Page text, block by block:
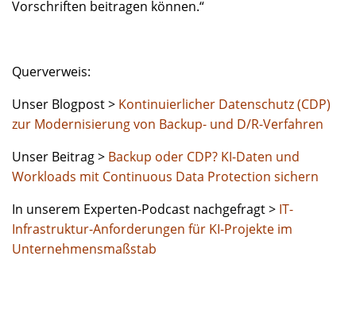
Vorschriften beitragen können.“
Querverweis:
Unser Blogpost > Kontinuierlicher Datenschutz (CDP)
zur Modernisierung von Backup- und D/R-Verfahren
Unser Beitrag > Backup oder CDP? KI-Daten und
Workloads mit Continuous Data Protection sichern
In unserem Experten-Podcast nachgefragt > IT-
Infrastruktur-Anforderungen für KI-Projekte im
Unternehmensmaßstab